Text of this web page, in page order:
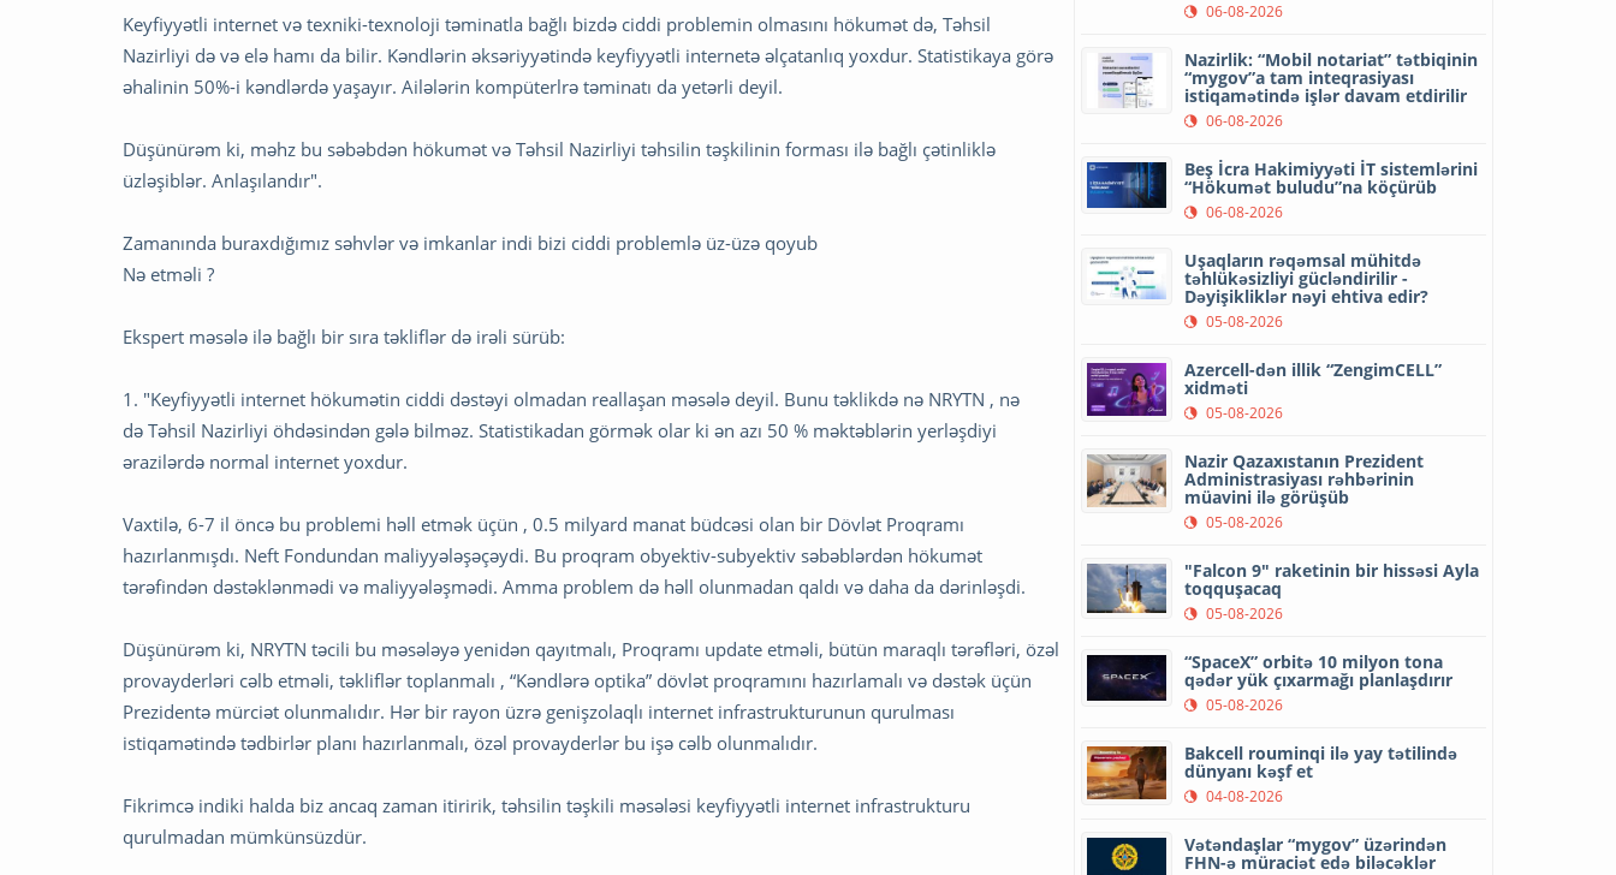
Keyfiyyətli internet və texniki-texnoloji təminatla bağlı bizdə ciddi problemin olmasını hökumət də, Təhsil
Nazirliyi də və elə hamı da bilir. Kəndlərin əksəriyyətində keyfiyyətli internetə əlçatanlıq yoxdur. Statistikaya görə
əhalinin 50%-i kəndlərdə yaşayır. Ailələrin kompüterlrə təminatı da yetərli deyil.
Düşünürəm ki, məhz bu səbəbdən hökumət və Təhsil Nazirliyi təhsilin təşkilinin forması ilə bağlı çətinliklə
üzləşiblər. Anlaşılandır".
Zamanında buraxdığımız səhvlər və imkanlar indi bizi ciddi problemlə üz-üzə qoyub
Nə etməli ?
Ekspert məsələ ilə bağlı bir sıra təkliflər də irəli sürüb:
1. "Keyfiyyətli internet hökumətin ciddi dəstəyi olmadan reallaşan məsələ deyil. Bunu təklikdə nə NRYTN , nə
də Təhsil Nazirliyi öhdəsindən gələ bilməz. Statistikadan görmək olar ki ən azı 50 % məktəblərin yerləşdiyi
ərazilərdə normal internet yoxdur.
Vaxtilə, 6-7 il öncə bu problemi həll etmək üçün , 0.5 milyard manat büdcəsi olan bir Dövlət Proqramı
hazırlanmışdı. Neft Fondundan maliyyələşəçəydi. Bu proqram obyektiv-subyektiv səbəblərdən hökumət
tərəfindən dəstəklənmədi və maliyyələşmədi. Amma problem də həll olunmadan qaldı və daha da dərinləşdi.
Düşünürəm ki, NRYTN təcili bu məsələyə yenidən qayıtmalı, Proqramı update etməli, bütün maraqlı tərəfləri, özəl
provayderləri cəlb etməli, təkliflər toplanmalı , “Kəndlərə optika” dövlət proqramını hazırlamalı və dəstək üçün
Prezidentə mürciət olunmalıdır. Hər bir rayon üzrə genişzolaqlı internet infrastrukturunun qurulması
istiqamətində tədbirlər planı hazırlanmalı, özəl provayderlər bu işə cəlb olunmalıdır.
Fikrimcə indiki halda biz ancaq zaman itiririk, təhsilin təşkili məsələsi keyfiyyətli internet infrastrukturu
qurulmadan mümkünsüzdür.
06-08-2026
Nazirlik: “Mobil notariat” tətbiqinin
“mygov”a tam inteqrasiyası
istiqamətində işlər davam etdirilir
06-08-2026
Beş İcra Hakimiyyəti İT sistemlərini
“Hökumət buludu”na köçürüb
06-08-2026
Uşaqların rəqəmsal mühitdə
təhlükəsizliyi gücləndirilir -
Dəyişikliklər nəyi ehtiva edir?
05-08-2026
Azercell-dən illik “ZengimCELL”
xidməti
05-08-2026
Nazir Qazaxıstanın Prezident
Administrasiyası rəhbərinin
müavini ilə görüşüb
05-08-2026
"Falcon 9" raketinin bir hissəsi Ayla
toqquşacaq
05-08-2026
“SpaceX” orbitə 10 milyon tona
qədər yük çıxarmağı planlaşdırır
05-08-2026
Bakcell rouminqi ilə yay tətilində
dünyanı kəşf et
04-08-2026
Vətəndaşlar “mygov” üzərindən
FHN-ə müraciət edə biləcəklər